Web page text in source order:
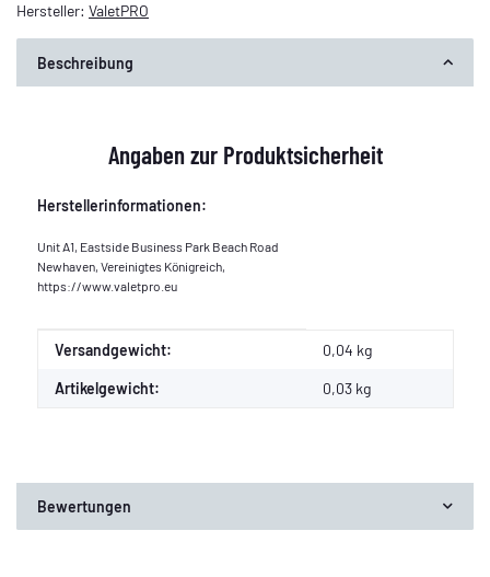
Hersteller: ValetPRO
Beschreibung
Angaben zur Produktsicherheit
Herstellerinformationen:
Unit A1, Eastside Business Park Beach Road
Newhaven, Vereinigtes Königreich,
https://www.valetpro.eu
Produkteigenschaft
Wert
Versandgewicht: 0,04 kg
Artikelgewicht: 0,03 kg
Bewertungen